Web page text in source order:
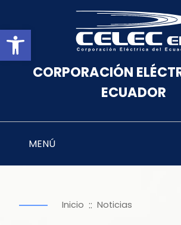
Abrir barra de
CORPORACIÓN
ECUADOR
MENÚ
Inicio :: Noticias